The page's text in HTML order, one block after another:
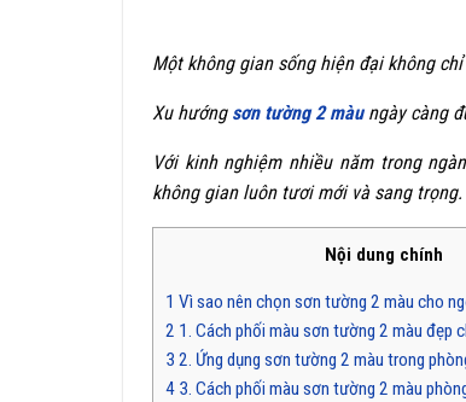
Một không gian sống hiện đại không
Xu hướng sơn tường 2 màungày càng
Với kinh nghiệm nhiều năm trong
không gian luôn tươi mới và sang trọng.
Nội dung chính
1 Vì sao nên chọn sơn tường 2 màu cho
2 1. Cách phối màu sơn tường 2 màu đẹp
3 2. Ứng dụng sơn tường 2 màu trong
4 3. Cách phối màu sơn tường 2 màu